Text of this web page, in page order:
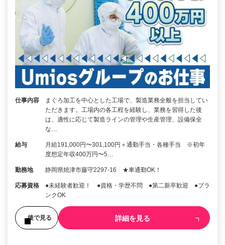
仕事内容
まぐろ加工を中心とした工場で、製造業務全般を担当してい
ただきます。工場内の各工程を経験し、業務を習得した後
は、適性に応じて製造ラインの管理や生産管理、設備保全
な…
給与
月給191,000円〜301,100円＋通勤手当・各種手当 ※初年
度想定年収400万円〜5…
勤務地 静岡県焼津市藤守2297-16 ★車通勤OK！
応募資格
●未経験者歓迎！ ●資格・学歴不問 ●第二新卒歓迎 ●ブラ
ンクOK
後で見る 詳細を見る